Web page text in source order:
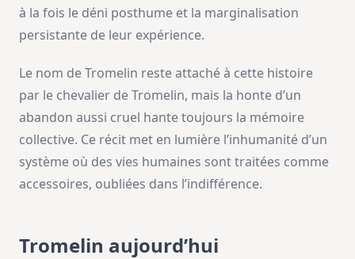
à la fois le déni posthume et la marginalisation
persistante de leur expérience.
Le nom de Tromelin reste attaché à cette histoire
par le chevalier de Tromelin, mais la honte d’un
abandon aussi cruel hante toujours la mémoire
collective. Ce récit met en lumière l’inhumanité d’un
système où des vies humaines sont traitées comme
accessoires, oubliées dans l’indifférence.
Tromelin aujourd’hui